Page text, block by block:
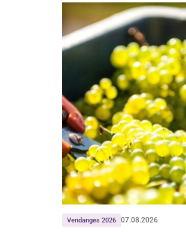
Vendanges 2026 07.08.2026